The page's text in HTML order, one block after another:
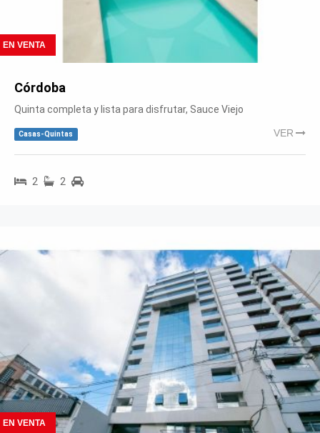
EN VENTA
Córdoba
Quinta completa y lista para disfrutar, Sauce Viejo
Casas-Quintas VER
2 2
EN VENTA